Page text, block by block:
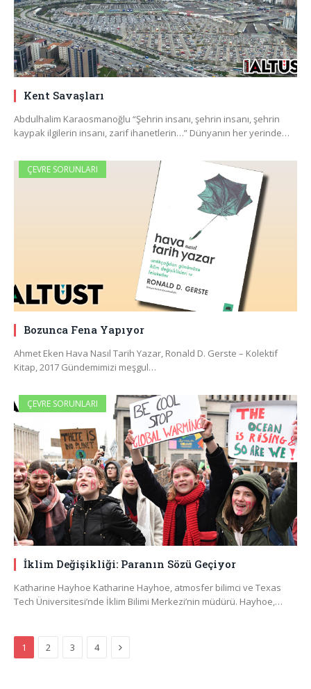
Kent Savaşları
Abdulhalim Karaosmanoğlu “Şehrin insanı, şehrin insanı, şehrin
kaypak ilgilerin insanı, zarif ihanetlerin…” Dünyanın her yerinde…
ÇEVRE SORUNLARI
Bozunca Fena Yapıyor
Ahmet Eken Hava Nasıl Tarih Yazar, Ronald D. Gerste – Kolektif
Kitap, 2017 Gündemimizi meşgul…
ÇEVRE SORUNLARI
İklim Değişikliği: Paranın Sözü Geçiyor
Katharine Hayhoe Katharine Hayhoe, atmosfer bilimci ve Texas
Tech Üniversitesi’nde İklim Bilimi Merkezi’nin müdürü. Hayhoe,…
1 2 3 4 Next